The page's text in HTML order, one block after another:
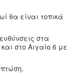
θα είναι τοπικά
στα
στο Αιγαίο 6 με